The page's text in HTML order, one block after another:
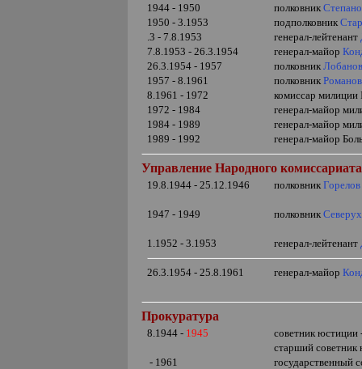
1944 - 1950
полковник
1950 - 3.1953
подполковник
.3 - 7.8.1953
генерал-лейтенант
7.8.1953 - 26.3.1954
генерал-майор
26.3.1954 - 1957
полковник
1957 - 8.1961
полковник
8.1961 - 1972
комиссар милиции
1972 - 1984
генерал-майор
1984 - 1989
генерал-майор
1989 - 1992
генерал-майор
Управление Народного
19.8.1944 - 25.12.1946 полковник
1947 - 1949 полковник
1.1952 - 3.1953 генерал-лейтенант
26.3.1954 - 25.8.1961 генерал-майор
Прокуратура
8.1944 - 1945
советник
старший
- 1961
государственный